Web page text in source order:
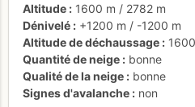
Altitude 1600 m / 2782 m
Dénivelé
+1200 m / -1200 m
Altitude de déchaussage
1600
Quantité de neige
bonne
Qualité de la neige
bonne
Signes d'avalanche
non